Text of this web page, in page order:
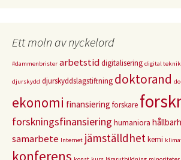
Ett moln av nyckelord
#dammenbrister arbetstiddigitalisering digital teknik
djurskydd djurskyddslagstiftning doktorand
ekonomi finansiering forskare
forskningsfinansiering humaniora
samarbete Internet jämställdhetkemi
konferens